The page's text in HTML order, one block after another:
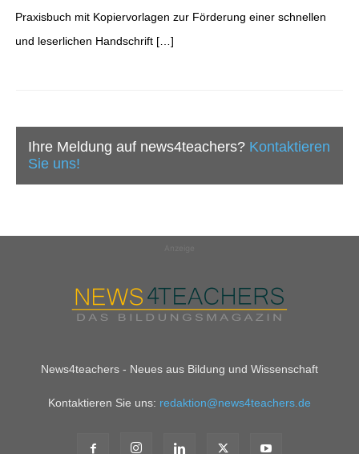
Praxisbuch mit Kopiervorlagen zur Förderung einer schnellen
und leserlichen Handschrift […]
Ihre Meldung auf news4teachers? Kontaktieren
Sie uns!
News4teachers - Neues aus Bildung und Wissenschaft
Kontaktieren Sie uns: redaktion@news4teachers.de